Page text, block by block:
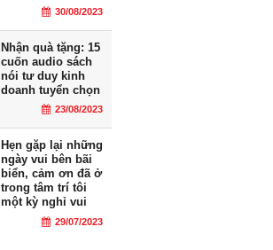
30/08/2023
Nhận quà tặng: 15
cuốn audio sách
nói tư duy kinh
doanh tuyển chọn
23/08/2023
Hẹn gặp lại những
ngày vui bên bãi
biển, cảm ơn đã ở
trong tâm trí tôi
một kỳ nghỉ vui
29/07/2023